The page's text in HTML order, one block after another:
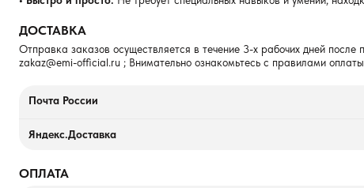
ДОСТАВКА
Отправка заказов осуществляется в течение 3-х рабочих дней
zakaz@emi-official.ru ; Внимательно ознакомьтесь с правилами
Почта России
Яндекс.Доставка
ОПЛАТА